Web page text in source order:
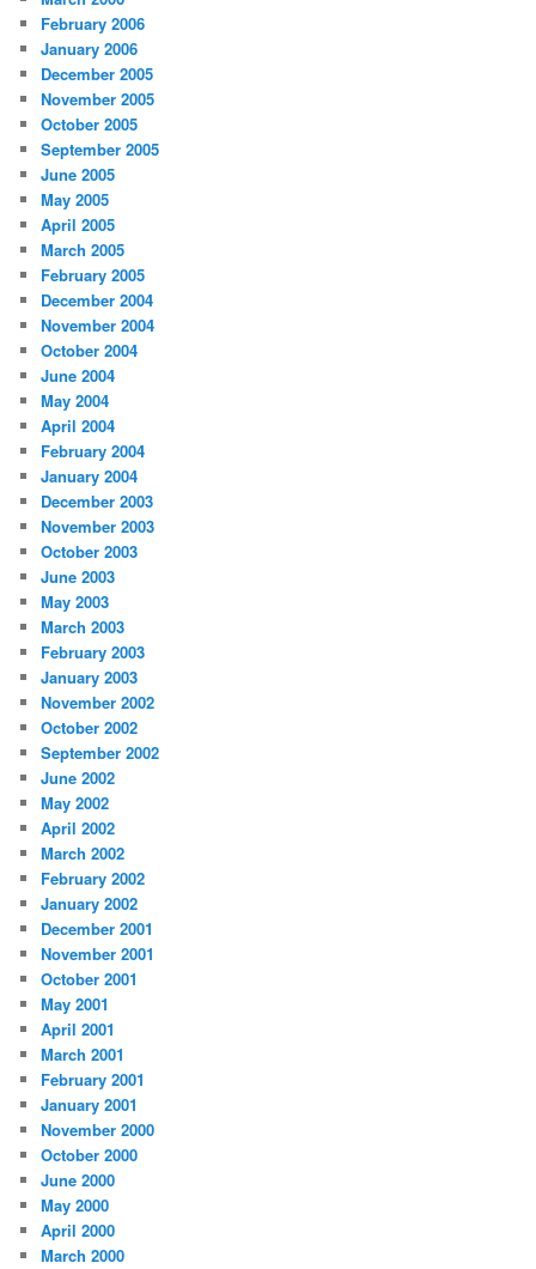
February 2006
January 2006
December 2005
November 2005
October 2005
September 2005
June 2005
May 2005
April 2005
March 2005
February 2005
December 2004
November 2004
October 2004
June 2004
May 2004
April 2004
February 2004
January 2004
December 2003
November 2003
October 2003
June 2003
May 2003
March 2003
February 2003
January 2003
November 2002
October 2002
September 2002
June 2002
May 2002
April 2002
March 2002
February 2002
January 2002
December 2001
November 2001
October 2001
May 2001
April 2001
March 2001
February 2001
January 2001
November 2000
October 2000
June 2000
May 2000
April 2000
March 2000